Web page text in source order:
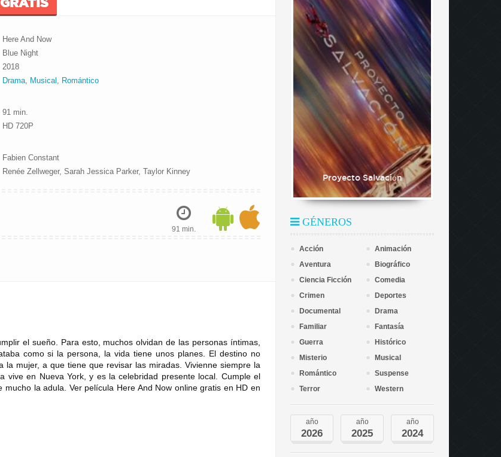
Here And Now
Blue Night
2018
Drama, Musical , Romántico
91 min.
HD 720P
Fabien Constant
Renée Zellweger, Sarah Jessica Parker, Taylor Kinney
91 min.
el sueño. Para esto, muchos olvidan de las personas íntimas,
como si la persona, la vida tiene unos planes. El destino no
mujer, a que tiene que revisar las miradas. Vivienne siempre la
en Nueva York, y es la celebridad presente local. Cumple el
la adula. Ver película Here And Now online gratis en HD en
Proyecto Salvación
GÉNEROS
Acción
Animación
Aventura
Biográfico
Ciencia Ficción
Comedia
Crimen
Deportes
Documental
Drama
Familiar
Fantasía
Guerra
Histórico
Misterio
Musical
Romántico
Suspense
Terror
Western
año
2026
año
2025
año
2024